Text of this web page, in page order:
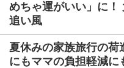
めちゃ運がいい」に！
追い風
夏休みの家族旅行の
にもママの負担軽減に